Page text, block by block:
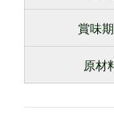
賞味
原材